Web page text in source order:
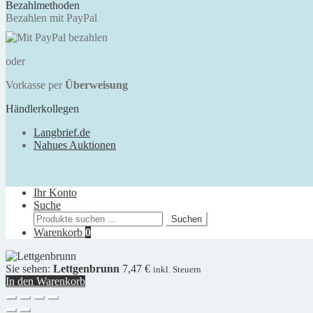
Bezahlmethoden
Bezahlen mit PayPal
oder
Vorkasse per Überweisung
Händlerkollegen
Langbrief.de
Nahues Auktionen
Ihr Konto
Suche
Suchen
nach:
Suchen
Warenkorb 0
Sie sehen: Lettgenbrunn 7,47 € inkl. Steuern
In den Warenkorb